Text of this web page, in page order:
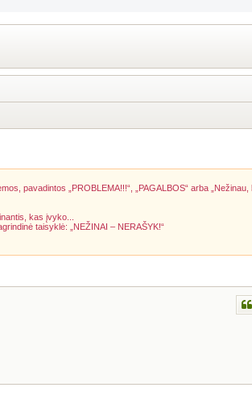
pavadintos „PROBLEMA!!!“, „PAGALBOS“ arba
kas įvyko...
taisyklė: „NEŽINAI – NERAŠYK!“